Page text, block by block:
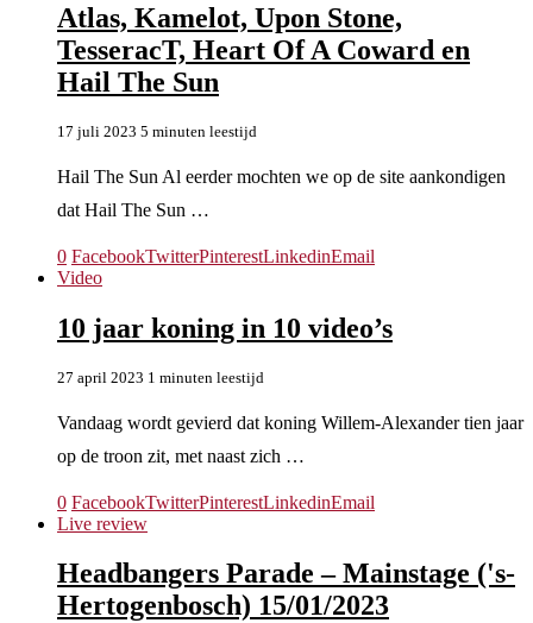
Atlas, Kamelot, Upon Stone,
TesseracT, Heart Of A Coward en
Hail The Sun
17 juli 2023 5 minuten leestijd
Hail The Sun Al eerder mochten we op de site aankondigen
dat Hail The Sun …
0 FacebookTwitterPinterestLinkedinEmail
Video
10 jaar koning in 10 video’s
27 april 2023 1 minuten leestijd
Vandaag wordt gevierd dat koning Willem-Alexander tien jaar
op de troon zit, met naast zich …
0 FacebookTwitterPinterestLinkedinEmail
Live review
Headbangers Parade – Mainstage ('s-
Hertogenbosch) 15/01/2023